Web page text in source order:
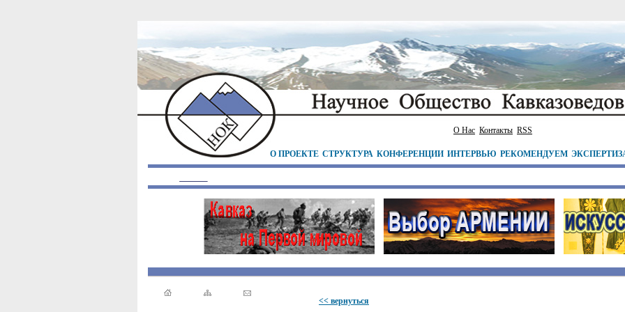
О Нас Контакты RSS
О ПРОЕКТЕ СТРУКТУРА КОНФЕРЕНЦИИ ИНТЕРВЬЮ РЕКОМЕНДУЕМ
<< вернуться